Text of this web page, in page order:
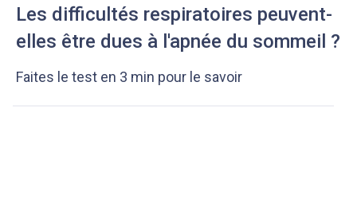
Les difficultés respiratoires peuvent-
elles être dues à l'apnée du sommeil ?
Faites le test en 3 min pour le savoir